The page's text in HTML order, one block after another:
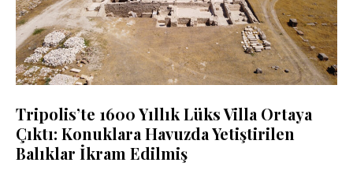
Tripolis’te 1600 Yıllık Lüks Villa Ortaya
Çıktı: Konuklara Havuzda Yetiştirilen
Balıklar İkram Edilmiş